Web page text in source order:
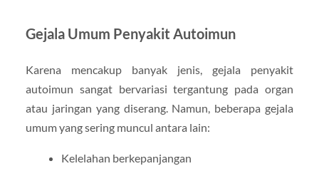
Gejala Umum Penyakit Autoimun
Karena mencakup banyak jenis, gejala penyakit
autoimun sangat bervariasi tergantung pada organ
atau jaringan yang diserang. Namun, beberapa gejala
umum yang sering muncul antara lain:
Kelelahan berkepanjangan